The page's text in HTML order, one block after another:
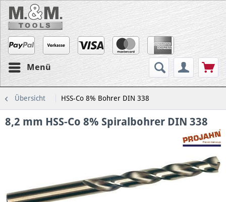
Menü
Übersicht HSS-Co 8% Bohrer DIN 338
8,2 mm HSS-Co 8% Spiralbohrer DIN 338